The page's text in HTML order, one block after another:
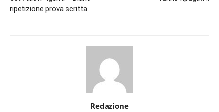
ripetizione prova scritta
Redazione